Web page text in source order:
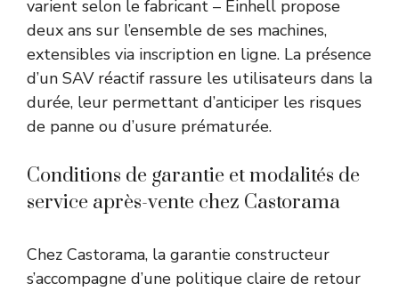
varient selon le fabricant – Einhell propose
deux ans sur l’ensemble de ses machines,
extensibles via inscription en ligne. La présence
d’un SAV réactif rassure les utilisateurs dans la
durée, leur permettant d’anticiper les risques
de panne ou d’usure prématurée.
Conditions de garantie et modalités de
service après-vente chez Castorama
Chez Castorama, la garantie constructeur
s’accompagne d’une politique claire de retour